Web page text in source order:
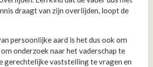
draagt van zijn overlijden, loopt de
persoonlijke aard is het dus ook om
onderzoek naar het vaderschap te
gerechtelijke vaststelling te vragen en